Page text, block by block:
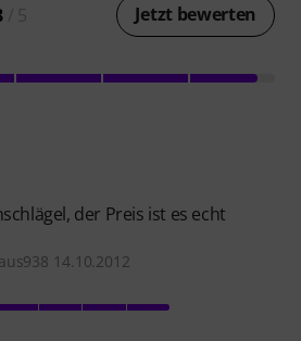
Jetzt bewerten
der Preis ist es echt
14.10.2012